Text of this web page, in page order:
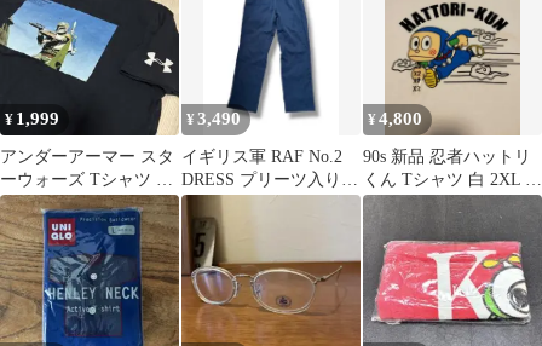
¥ 1,999
アンダーアーマー スタ
ーウォーズ Tシャツ メ
ンズM マンダロリアン
送料込み
¥3,490
イギリス軍 RAF No.2
DRESS プリーツ入り
ウール ドレスパンツ
¥4,800
90s 新品 忍者ハットリ
くん Tシャツ 白 2XL 漫
画T アニメ Ninja